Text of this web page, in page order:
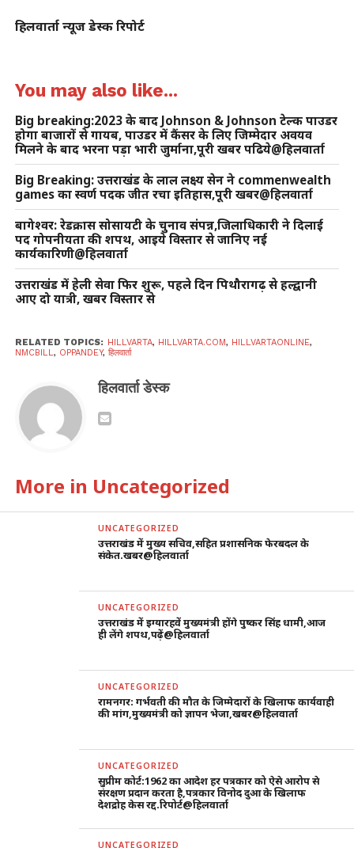
हिलवार्ता न्यूज डेस्क रिपोर्ट
You may also like...
Big breaking:2023 के बाद Johnson & Johnson टेल्क पाउडर
होगा बाजारों से गायब, पाउडर में कैंसर के लिए जिम्मेदार अवयव
मिलने के बाद भरना पड़ा भारी जुर्माना,पूरी खबर पढिये@हिलवार्ता
Big Breaking: उत्तराखंड के लाल लक्ष्य सेन ने commenwealth
games का स्वर्ण पदक जीत रचा इतिहास,पूरी खबर@हिलवार्ता
बागेश्वर: रेडक्रास सोसायटी के चुनाव संपन्न,जिलाधिकारी ने दिलाई
पद गोपनीयता की शपथ, आइये विस्तार से जानिए नई
कार्यकारिणी@हिलवार्ता
उत्तराखंड में हेली सेवा फिर शुरू, पहले दिन पिथौरागढ़ से हल्द्वानी
आए दो यात्री, खबर विस्तार से
RELATED TOPICS: HILLVARTA, HILLVARTA.COM, HILLVARTAONLINE,
NMCBILL, OPPANDEY, हिलवार्ता
हिलवार्ता डेस्क
More in Uncategorized
UNCATEGORIZED
उत्तराखंड में मुख्य सचिव,सहित प्रशासनिक फेरबदल के
संकेत.खबर@हिलवार्ता
UNCATEGORIZED
उत्तराखंड में इग्यारहवें मुख्यमंत्री होंगे पुष्कर सिंह धामी,आज
ही लेंगे शपथ,पढ़ें@हिलवार्ता
UNCATEGORIZED
रामनगर: गर्भवती की मौत के जिम्मेदारों के खिलाफ कार्यवाही
की मांग,मुख्यमंत्री को ज्ञापन भेजा,खबर@हिलवार्ता
UNCATEGORIZED
सुप्रीम कोर्ट:1962 का आदेश हर पत्रकार को ऐसे आरोप से
संरक्षण प्रदान करता है,पत्रकार विनोद दुआ के खिलाफ
देशद्रोह केस रद्द.रिपोर्ट@हिलवार्ता
UNCATEGORIZED